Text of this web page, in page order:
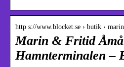
http s://www.blocket.se › butik ›
Marin & Fritid
Hamnterminalen –